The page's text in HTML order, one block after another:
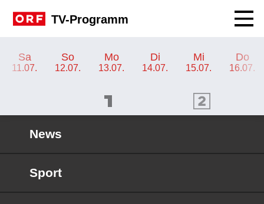
TV-Programm
Sa
11.07.
So
12.07.
Mo
13.07.
Di
14.07.
Mi
15.07.
Do
16.07.
ORF 2 Programm
News
Sport